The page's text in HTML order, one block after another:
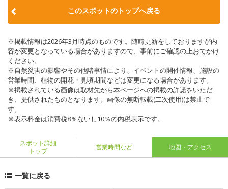
このスポットのトップへ戻る
※掲載情報は2026年3月時点のものです。随時更新をしておりますが内
容が変更となっている場合がありますので、事前にご確認の上おでかけ
ください。
※自然災害の影響やその他諸事情により、イベントの開催情報、施設の
営業時間、植物の開花・見頃期間などは変更になる場合があります。
※掲載されている画像は取材先から本ページへの掲載の許諾をいただ
き、提供されたものとなります。画像の無断転載(二次使用)は禁止で
す。
※表示料金は消費税8％ないし10％の内税表示です。
スポット詳細
トップ
営業時間など 地図・アクセス
一覧に戻る